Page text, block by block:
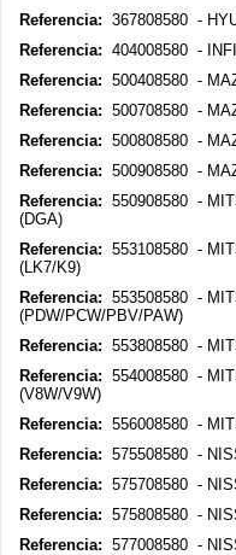
Referencia: 367808580 -
Referencia: 404008580 -
Referencia: 500408580 -
Referencia: 500708580 -
Referencia: 500808580 -
Referencia: 500908580 -
Referencia: 550908580 -
(DGA)
Referencia: 553108580 -
(LK7/K9)
Referencia: 553508580 -
(PDW/PCW/PBV/PAW)
Referencia: 553808580 -
Referencia: 554008580 -
(V8W/V9W)
Referencia: 556008580 -
Referencia: 575508580 -
Referencia: 575708580 -
Referencia: 575808580 -
Referencia: 577008580 -